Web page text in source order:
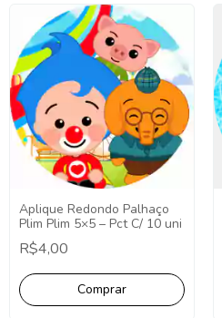
Aplique Redondo Palhaço
Plim Plim 5×5 – Pct C/ 10 uni
R$4,00